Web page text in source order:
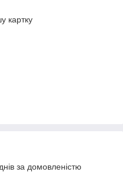
картку
за домовленістю